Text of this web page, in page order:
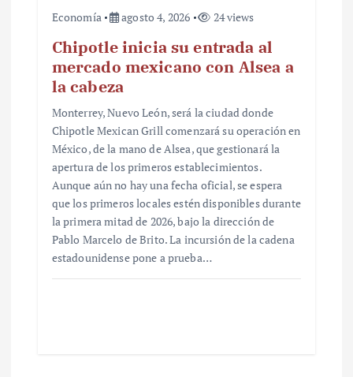
Economía agosto 4, 2026 24 views
Chipotle inicia su entrada al
mercado mexicano con Alsea a
la cabeza
Monterrey, Nuevo León, será la ciudad donde
Chipotle Mexican Grill comenzará su operación en
México, de la mano de Alsea, que gestionará la
apertura de los primeros establecimientos.
Aunque aún no hay una fecha oficial, se espera
que los primeros locales estén disponibles durante
la primera mitad de 2026, bajo la dirección de
Pablo Marcelo de Brito. La incursión de la cadena
estadounidense pone a prueba…